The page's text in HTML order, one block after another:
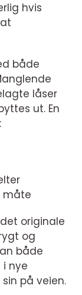
hvis
både
låser
ut. En
måte
originale
og
både
nye
på veien.